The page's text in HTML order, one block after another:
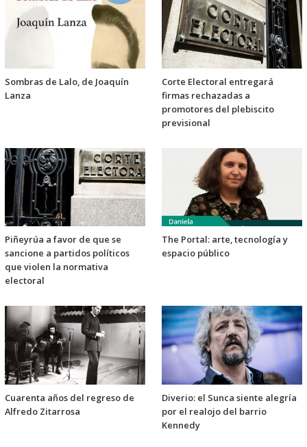
Sombras de Lalo, de Joaquín
Lanza
Corte Electoral entregará
firmas rechazadas a
promotores del plebiscito
previsional
Piñeyrúa a favor de que se
sancione a partidos políticos
que violen la normativa
electoral
The Portal: arte, tecnología y
espacio público
Cuarenta años del regreso de
Alfredo Zitarrosa
Diverio: el Sunca siente alegría
por el realojo del barrio
Kennedy